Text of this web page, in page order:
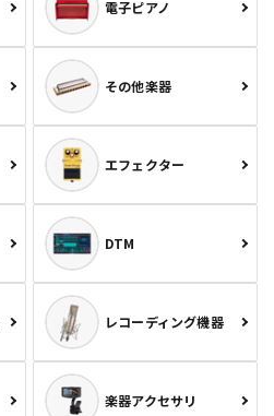
電子ピアノ
その他楽器
エフェクター
DTM
レコーディング機器
楽器アクセサリ